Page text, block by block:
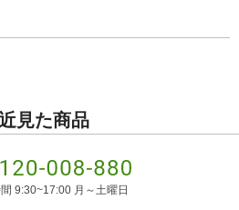
見た商品
9:30~17:00 月～土曜日